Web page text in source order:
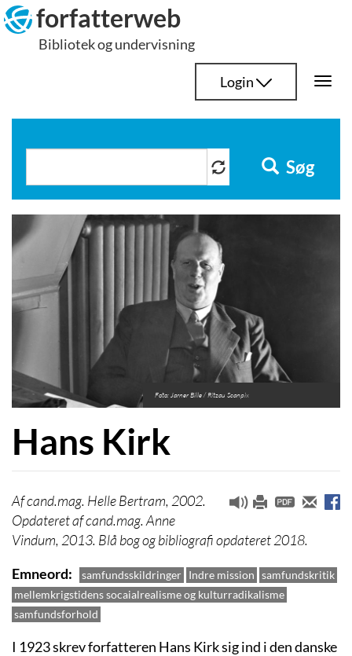
Hop
til
indhold
forfatterweb
Bibliotek og undervisning
Login
Søg
Foto: Jarner Bille / Ritzau Scanpix
Hans Kirk
cand.mag. Helle Bertram, 2002.
Opdateret af cand.mag. Anne
Vindum, 2013. Blå bog og bibliografi opdateret 2018.
Emneord
samfundsskildringer Indre mission samfundskritik
mellemkrigstidens socaialrealisme og kulturradikalisme
samfundsforhold
I 1923 skrev forfatteren Hans Kirk sig ind i den danske